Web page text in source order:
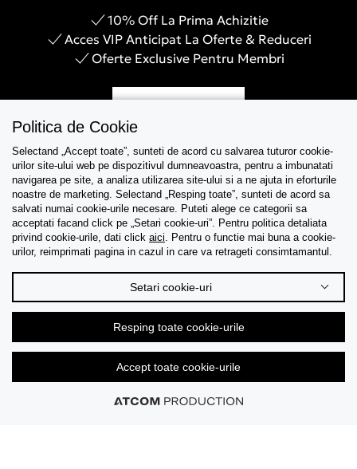
10% Off La Prima Achizitie
Acces VIP Anticipat La Oferte & Reduceri
Oferte Exclusive Pentru Membri
Asistenta
Colectii
Tips & Guides
Despre noi
Politica de Cookie
Selectand „Accept toate”, sunteti de acord cu salvarea tuturor cookie-
urilor site-ului web pe dispozitivul dumneavoastra, pentru a imbunatati
navigarea pe site, a analiza utilizarea site-ului si a ne ajuta in eforturile
noastre de marketing. Selectand „Resping toate”, sunteti de acord sa
salvati numai cookie-urile necesare. Puteti alege ce categorii sa
acceptati facand click pe „Setari cookie-uri”. Pentru politica detaliata
privind cookie-urile, dati click aici. Pentru o functie mai buna a cookie-
urilor, reimprimati pagina in cazul in care va retrageti consimtamantul.
Setari cookie-uri
Resping toate cookie-urile
Accept toate cookie-urile